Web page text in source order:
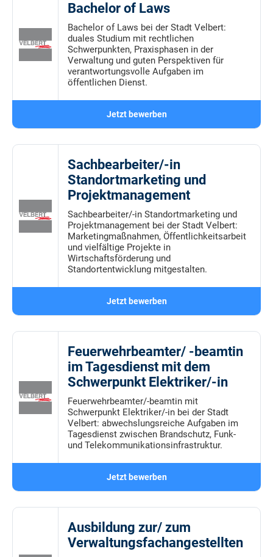
Bachelor of Laws
Bachelor of Laws bei der Stadt Velbert:
duales Studium mit rechtlichen
Schwerpunkten, Praxisphasen in der
Verwaltung und guten Perspektiven für
verantwortungsvolle Aufgaben im
öffentlichen Dienst.
Jetzt bewerben
Sachbearbeiter/-in
Standortmarketing und
Projektmanagement
Sachbearbeiter/-in Standortmarketing und
Projektmanagement bei der Stadt Velbert:
Marketingmaßnahmen, Öffentlichkeitsarbeit
und vielfältige Projekte in
Wirtschaftsförderung und
Standortentwicklung mitgestalten.
Jetzt bewerben
Feuerwehrbeamter/ -beamtin
im Tagesdienst mit dem
Schwerpunkt Elektriker/-in
Feuerwehrbeamter/-beamtin mit
Schwerpunkt Elektriker/-in bei der Stadt
Velbert: abwechslungsreiche Aufgaben im
Tagesdienst zwischen Brandschutz, Funk-
und Telekommunikationsinfrastruktur.
Jetzt bewerben
Ausbildung zur/ zum
Verwaltungsfachangestellten